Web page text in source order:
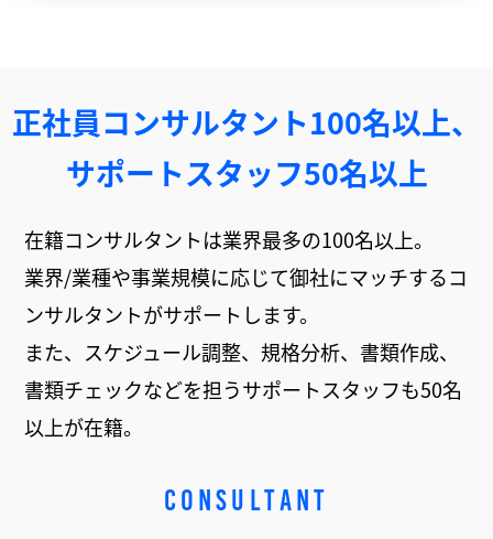
正社員コンサルタント100名以上、
サポートスタッフ50名以上
在籍コンサルタントは業界最多の100名以上。
業界/業種や事業規模に応じて御社にマッチするコ
ンサルタントがサポートします。
また、スケジュール調整、規格分析、書類作成、
書類チェックなどを担うサポートスタッフも50名
以上が在籍。
CONSULTANT